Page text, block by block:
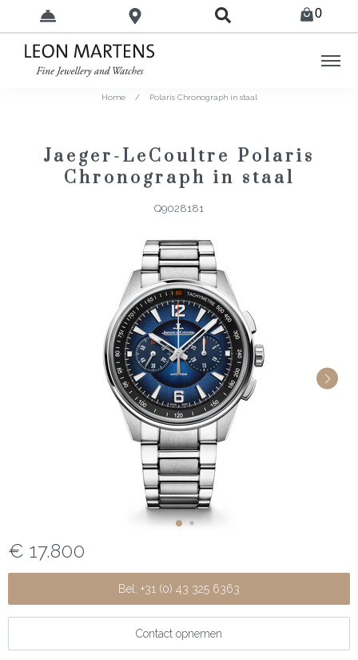
0
Home / Polaris Chronograph in staal
Jaeger-LeCoultre Polaris
Chronograph in staal
Q9028181
€ 17.800
Bel: +31 (0) 43 325 6363
Contact opnemen